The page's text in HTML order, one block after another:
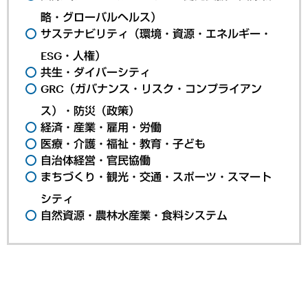
略・グローバルヘルス）
サステナビリティ（環境・資源・エネルギー・
ESG・人権）
共生・ダイバーシティ
GRC（ガバナンス・リスク・コンプライアン
ス）・防災（政策）
経済・産業・雇用・労働
医療・介護・福祉・教育・子ども
自治体経営・官民協働
まちづくり・観光・交通・スポーツ・スマート
シティ
自然資源・農林水産業・食料システム